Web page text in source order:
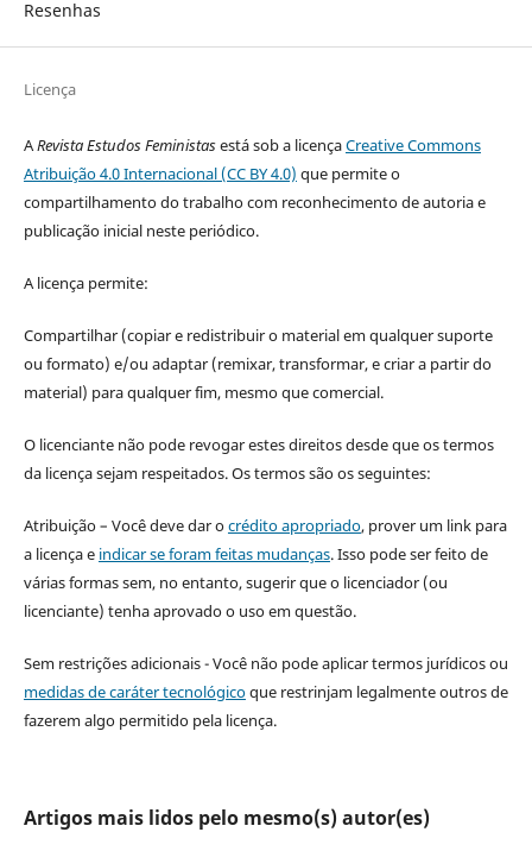
Resenhas
Licença
ARevista Estudos Feministasestá sob a licençaCreative Commons
Atribuição 4.0 Internacional (CC BY 4.0) que permite o
compartilhamento do trabalho com reconhecimento de autoria e
publicação inicial neste periódico.
A licença permite:
Compartilhar (copiar e redistribuir o material em qualquer suporte
ou formato) e/ou adaptar (remixar, transformar, e criar a partir do
material) para qualquer fim, mesmo que comercial.
O licenciante não pode revogar estes direitos desde que os termos
da licença sejam respeitados. Os termos são os seguintes:
Atribuição – Você deve dar ocrédito apropriado, prover um link para
a licença e indicar se foram feitas mudanças. Isso pode ser feito de
várias formas sem, no entanto, sugerir que o licenciador (ou
licenciante) tenha aprovado o uso em questão.
Sem restrições adicionais - Você não pode aplicar termos jurídicos ou
medidas de caráter tecnológicoque restrinjam legalmente outros de
fazerem algo permitido pela licença.
Artigos mais lidos pelo mesmo(s) autor(es)